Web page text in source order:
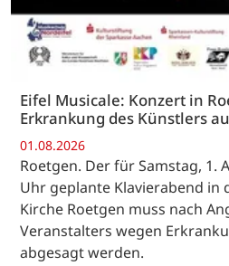
Eifel Musicale: Konzert in
Erkrankung des Künstlers
01.08.2026
Roetgen. Der für Samstag, 1.
Uhr geplante Klavierabend in
Kirche Roetgen muss nach
Veranstalters wegen
abgesagt werden.